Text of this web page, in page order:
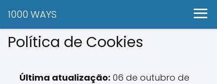
1000 WAYS
Política de Cookies
Última atualização: 06 de outubro de